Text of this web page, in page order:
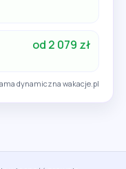
od 2 079 zł
dynamiczna wakacje.pl